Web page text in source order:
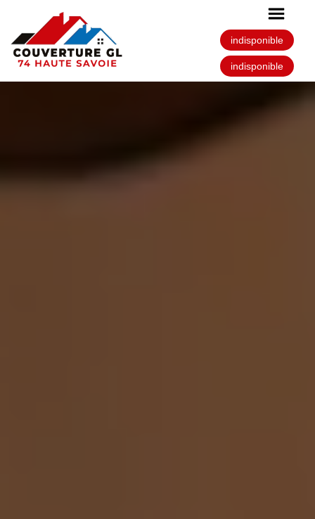
indisponible
indisponible